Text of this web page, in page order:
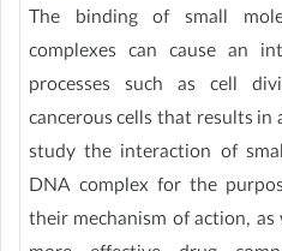
The binding of small
complexes can cause an
processes such as cell
cancerous cells that results
study the interaction of
DNA complex for the
their mechanism of action,